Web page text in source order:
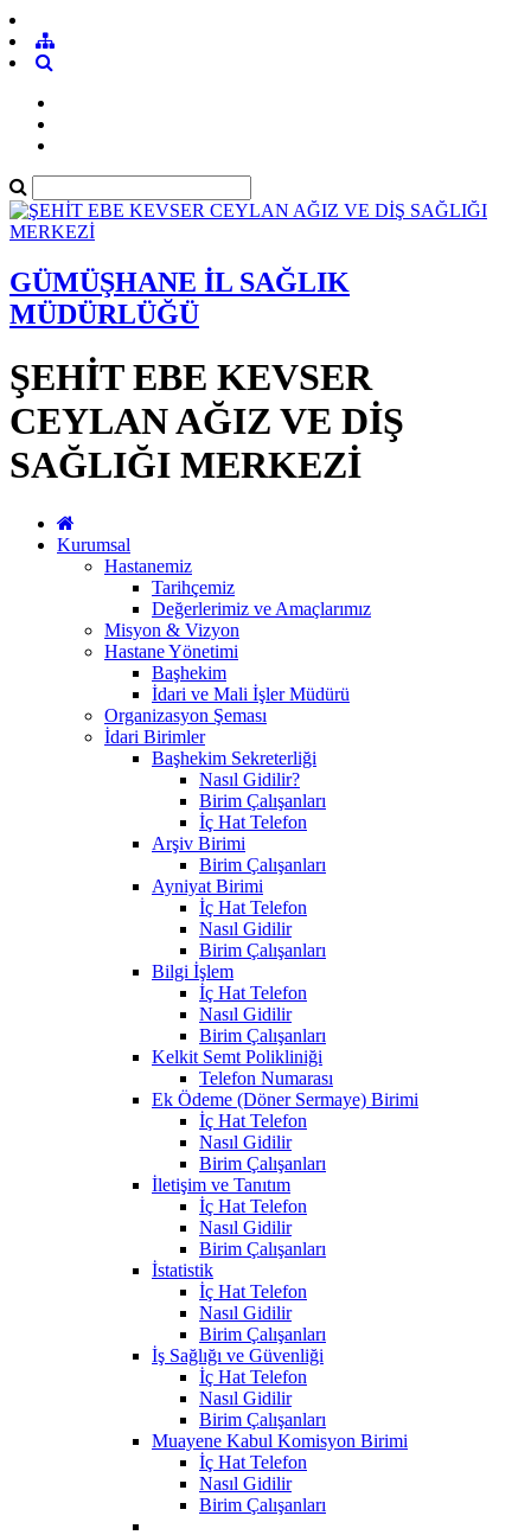
GÜMÜŞHANE İL SAĞLIK
MÜDÜRLÜĞÜ
ŞEHİT EBE KEVSER
CEYLAN AĞIZ VE DİŞ
SAĞLIĞI MERKEZİ
Kurumsal
Hastanemiz
Tarihçemiz
Değerlerimiz ve Amaçlarımız
Misyon & Vizyon
Hastane Yönetimi
Başhekim
İdari ve Mali İşler Müdürü
Organizasyon Şeması
İdari Birimler
Başhekim Sekreterliği
Nasıl Gidilir?
Birim Çalışanları
İç Hat Telefon
Arşiv Birimi
Birim Çalışanları
Ayniyat Birimi
İç Hat Telefon
Nasıl Gidilir
Birim Çalışanları
Bilgi İşlem
İç Hat Telefon
Nasıl Gidilir
Birim Çalışanları
Kelkit Semt Polikliniği
Telefon Numarası
Ek Ödeme (Döner Sermaye) Birimi
İç Hat Telefon
Nasıl Gidilir
Birim Çalışanları
İletişim ve Tanıtım
İç Hat Telefon
Nasıl Gidilir
Birim Çalışanları
İstatistik
İç Hat Telefon
Nasıl Gidilir
Birim Çalışanları
İş Sağlığı ve Güvenliği
İç Hat Telefon
Nasıl Gidilir
Birim Çalışanları
Muayene Kabul Komisyon Birimi
İç Hat Telefon
Nasıl Gidilir
Birim Çalışanları